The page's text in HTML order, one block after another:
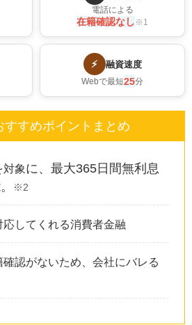
電話による
在籍確認なし ※1
⚡ 融資速度
Webで最短25分
すすめポイントまとめ
対象に、最大365日間無利息
※2
してくれる消費者金融
認がないため、会社にバレる